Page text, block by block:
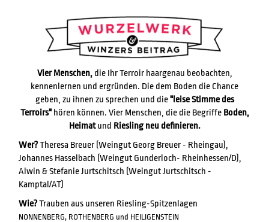
Vier Menschen,die Ihr Terroir haargenau beobachten,
kennenlernen und ergründen. Die dem Boden die Chance
geben, zu ihnen zu sprechen und die"leise Stimme des
Terroirs"hören können. Vier Menschen, die die Begriffe Boden,
Heimatund Riesling neu definieren.
Wer?Theresa Breuer (Weingut Georg Breuer - Rheingau),
Johannes Hasselbach (Weingut Gunderloch- Rheinhessen/D),
Alwin & Stefanie Jurtschitsch (Weingut Jurtschitsch -
Kamptal/AT)
Wie?Trauben aus unseren Riesling-Spitzenlagen
NONNENBERG, ROTHENBERG und HEILIGENSTEIN